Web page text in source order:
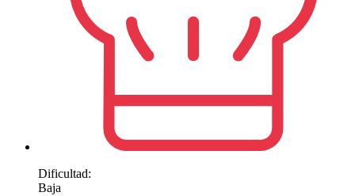
Dificultad:
Baja